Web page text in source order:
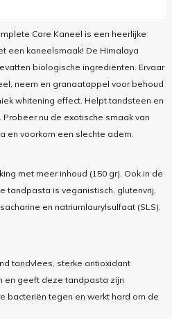
Care Kaneel is een heerlijke
een kaneelsmaak! De Himalaya
biologische ingrediënten. Ervaar
neem en granaatappel voor behoud
whitening effect. Helpt tandsteen en
nu de exotische smaak van
en voorkom een slechte adem.
met meer inhoud (150 gr). Ook in de
tandpasta is veganistisch, glutenvrij,
en natriumlaurylsulfaat (SLS).
tandvlees, sterke antioxidant
en geeft deze tandpasta zijn
bacteriën tegen en werkt hard om de